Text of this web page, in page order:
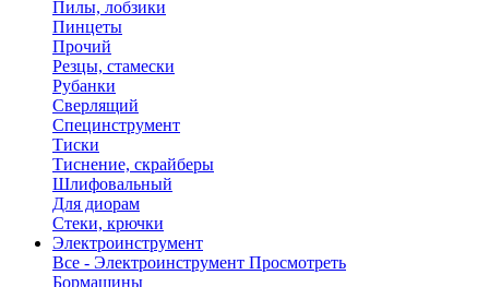
Пилы, лобзики
Пинцеты
Прочий
Резцы, стамески
Рубанки
Сверлящий
Специнструмент
Тиски
Тиснение, скрайберы
Шлифовальный
Для диорам
Стеки, крючки
Электроинструмент
Все - Электроинструмент Просмотреть
Бормашины